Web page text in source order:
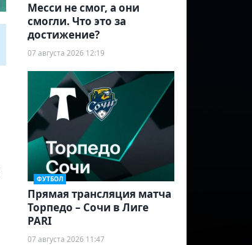
Месси не смог, а они
смогли. Что это за
достижение?
07 августа 2026 12:19
ФУТБОЛ
Прямая трансляция матча
Торпедо – Сочи в Лиге
PARI
07 августа 2026 11:47